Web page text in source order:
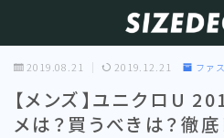
2019.08.21 2019.12.21 ファ
【メンズ】ユニクロU
メは？買うべきは？徹底